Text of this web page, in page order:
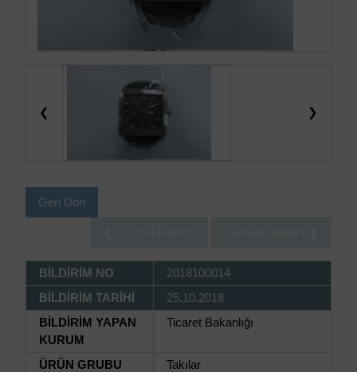
❮ ❯
Geri Dön
BİLDİRİM NO
2018100014
BİLDİRİM TARİHİ
25.10.2018
BİLDİRİM YAPAN
KURUM
Ticaret Bakanlığı
ÜRÜN GRUBU
Takılar